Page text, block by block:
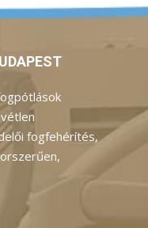
fogfehérítés,